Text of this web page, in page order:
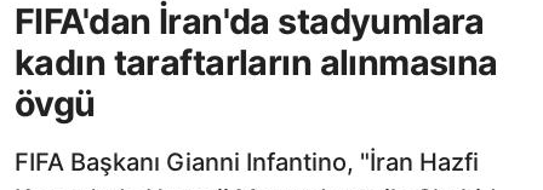
FIFA'dan İran'da stadyumlara
kadın taraftarların alınmasına
övgü
FIFA Başkanı Gianni Infantino, "İran Hazfi